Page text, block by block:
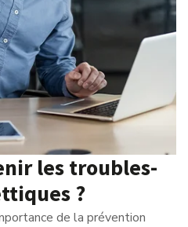
les troubles-
?
de la prévention